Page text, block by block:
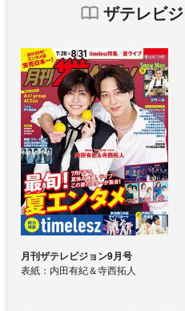
ザテレビ
月刊ザテレビジョン9月号
表紙：内田有紀＆寺西拓人